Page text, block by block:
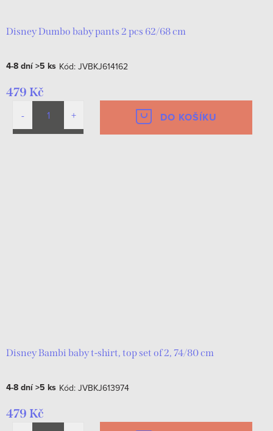
Disney Dumbo baby pants 2 pcs 62/68 cm
4-8 dní>5 ks Kód: JVBKJ614162
479 Kč
DO KOŠÍKU
Disney Bambi baby t-shirt, top set of 2, 74/80 cm
4-8 dní>5 ks Kód: JVBKJ613974
479 Kč